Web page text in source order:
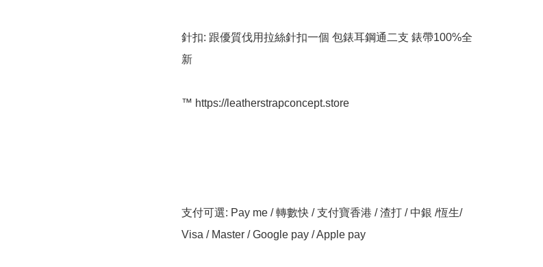
針扣: 跟優質伐用拉絲針扣一個 包錶耳鋼通二支 錶帶100%全
新
™️ https://leatherstrapconcept.store
支付可選: Pay me / 轉數快 / 支付寶香港 / 渣打 / 中銀 /恆生/
Visa / Master / Google pay / Apple pay